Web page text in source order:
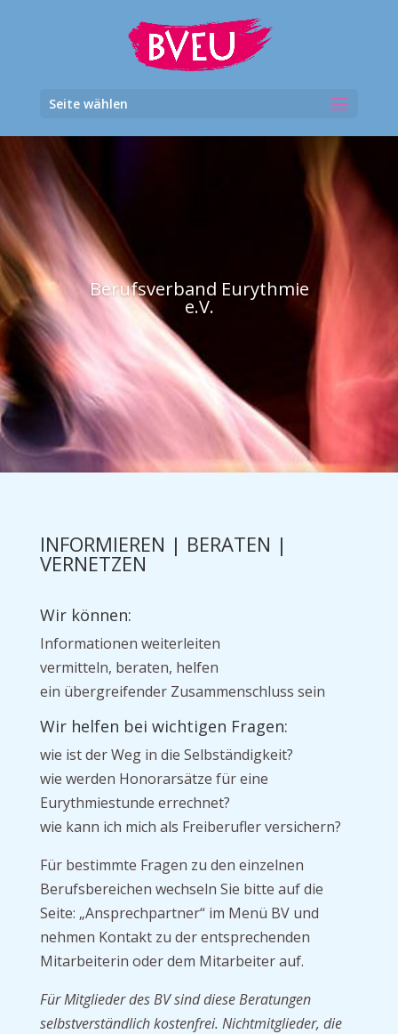
Seite wählen
Berufsverband Eurythmie
e.V.
INFORMIEREN | BERATEN |
VERNETZEN
Wir können:
Informationen weiterleiten
vermitteln, beraten, helfen
ein übergreifender Zusammenschluss sein
Wir helfen bei wichtigen Fragen:
wie ist der Weg in die Selbständigkeit?
wie werden Honorarsätze für eine
Eurythmiestunde errechnet?
wie kann ich mich als Freiberufler versichern?
Für bestimmte Fragen zu den einzelnen
Berufsbereichen wechseln Sie bitte auf die
Seite: „Ansprechpartner“ im Menü BV und
nehmen Kontakt zu der entsprechenden
Mitarbeiterin oder dem Mitarbeiter auf.
Für Mitglieder des BV sind diese Beratungen
selbstverständlich kostenfrei. Nichtmitglieder, die